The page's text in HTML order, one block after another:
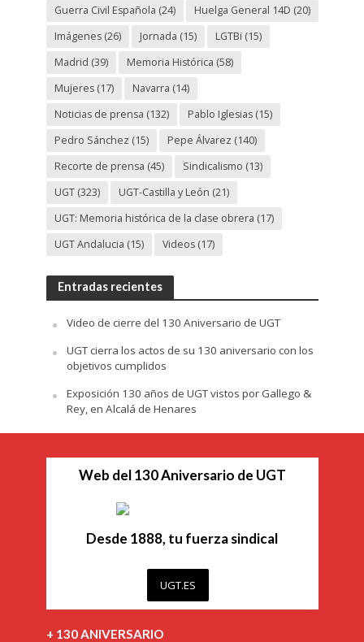
Guerra Civil Española (24) Huelga General 14D (20)
Imágenes(26) Jornada (15) LGTBi (15)
Madrid (39) Memoria Histórica (58)
Mujeres(17) Navarra (14)
Noticias de prensa (132) Pablo Iglesias(15)
Pedro Sánchez (15) Pepe Álvarez (140)
Recorte de prensa (45) Sindicalismo (13)
UGT(323) UGT-Castilla y León (21)
UGT: Memoria histórica de la clase obrera (17)
UGT Andalucia (15) Videos(17)
Entradas recientes
Video de cierre del 130 Aniversario de UGT
UGT cierra los actos de su 130 aniversario con los
objetivos cumplidos
Exposición 130 años de UGT vistos por Gallego &
Rey, en Alcalá de Henares
Web del 130 Aniversario de UGT
Desde 1888, tu fuerza sindical
UGT.ES
+ 130 ANIVERSARIO